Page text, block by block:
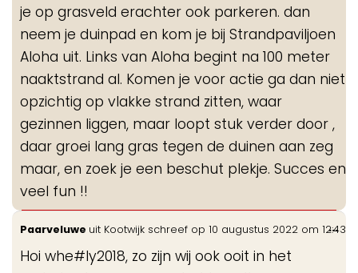
je op grasveld erachter ook parkeren. dan
neem je duinpad en kom je bij Strandpaviljoen
Aloha uit. Links van Aloha begint na 100 meter
naaktstrand al. Komen je voor actie ga dan niet
opzichtig op vlakke strand zitten, waar
gezinnen liggen, maar loopt stuk verder door ,
daar groei lang gras tegen de duinen aan zeg
maar, en zoek je een beschut plekje. Succes en
veel fun !!
Paarveluwe uit Kootwijk schreef op 10 augustus 2022 om 12:43
Hoi whe#ly2018, zo zijn wij ook ooit in het
...